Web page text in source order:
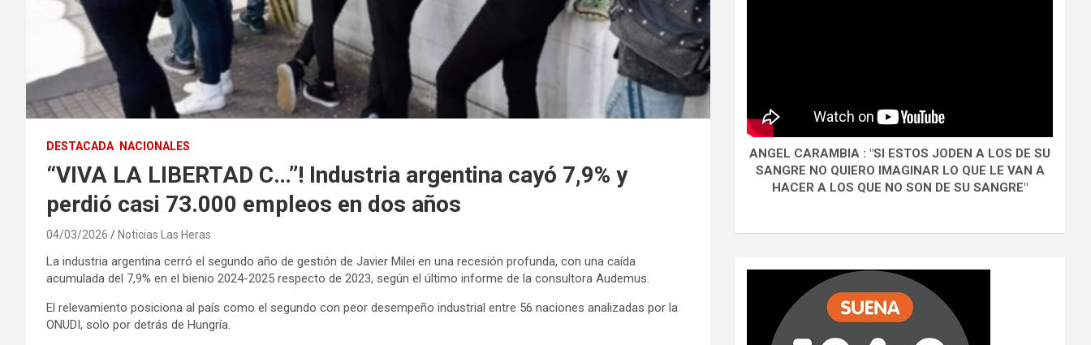
DESTACADA NACIONALES
“VIVA LA LIBERTAD C…”! Industria argentina cayó 7,9% y
perdió casi 73.000 empleos en dos años
04/03/2026 Noticias Las Heras
La industria argentina cerró el segundo año de gestión de Javier Milei en una recesión profunda, con una caída
acumulada del 7,9% en el bienio 2024-2025 respecto de 2023, según el último informe de la consultora Audemus.
El relevamiento posiciona al país como el segundo con peor desempeño industrial entre 56 naciones analizadas por la
ONUDI, solo por detrás de Hungría.
ANGEL CARAMBIA : "SI ESTOS JODEN A LOS DE SU
SANGRE NO QUIERO IMAGINAR LO QUE LE VAN A
HACER A LOS QUE NO SON DE SU SANGRE"